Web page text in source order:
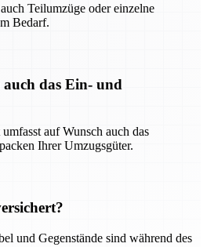
Teilumzüge oder einzelne
Bedarf.
das Ein- und
auf Wunsch auch das
Ihrer Umzugsgüter.
und Gegenstände sind während des